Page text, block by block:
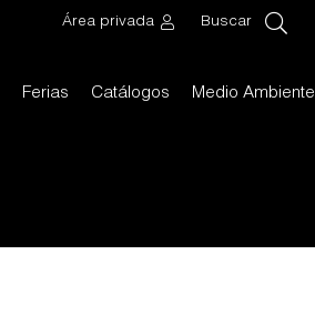
Área privada Buscar
Ferias Catálogos Medio Ambiente